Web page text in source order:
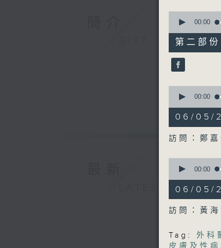
seconds
50
minutes,
7
seconds
90%
00:00
第二部
seconds
49
minutes,
30
seconds
90%
00:00
06/05/
訪問：鄭
seconds
50
minutes,
6
seconds
90%
00:00
06/05/
訪問：黃
Tag:
外科